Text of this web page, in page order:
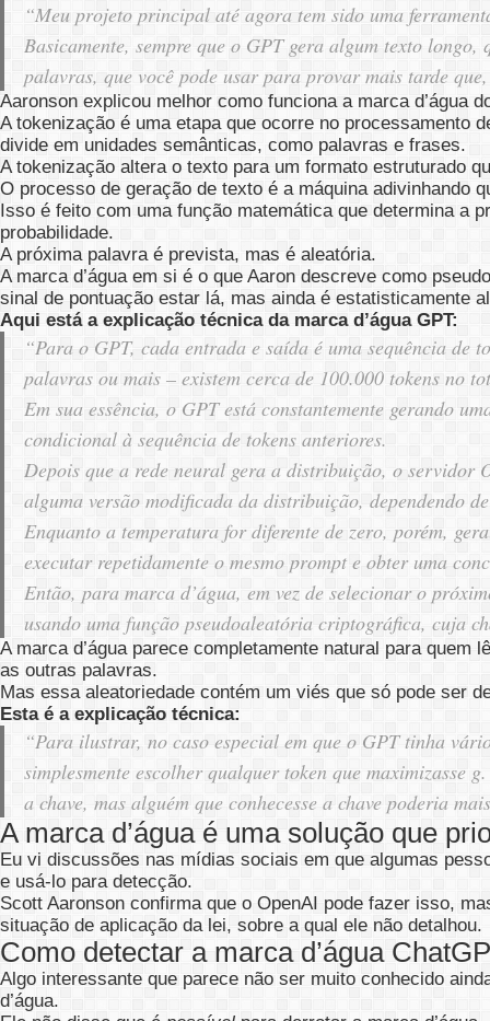
“Meu projeto principal até agora tem sido uma
Basicamente, sempre que o GPT gera algum texto
palavras, que você pode usar para provar mais tarde
Aaronson explicou melhor como funciona a marca d’água
A tokenização é uma etapa que ocorre no processamento
divide em unidades semânticas, como palavras e frases.
A tokenização altera o texto para um formato estruturado
O processo de geração de texto é a máquina adivinhando
Isso é feito com uma função matemática que determina a
probabilidade.
A próxima palavra é prevista, mas é aleatória.
A marca d’água em si é o que Aaron descreve como
sinal de pontuação estar lá, mas ainda é estatisticamente
Aqui está a explicação técnica da marca d’água GPT:
“Para o GPT, cada entrada e saída é uma sequência de
palavras ou mais – existem cerca de 100.000 tokens no
Em sua essência, o GPT está constantemente gerando
condicional à sequência de tokens anteriores.
Depois que a rede neural gera a distribuição, o servidor
alguma versão modificada da distribuição, dependendo
Enquanto a temperatura for diferente de zero, porém,
executar repetidamente o mesmo prompt e obter uma
Então, para marca d’água, em vez de selecionar o
usando uma função pseudoaleatória criptográfica, cuja
A marca d’água parece completamente natural para
as outras palavras.
Mas essa aleatoriedade contém um viés que só pode ser
Esta é a explicação técnica:
“Para ilustrar, no caso especial em que o GPT tinha
simplesmente escolher qualquer token que maximizasse
a chave, mas alguém que conhecesse a chave poderia
A marca d’água é uma solução que
Eu vi discussões nas mídias sociais em que algumas
e usá-lo para detecção.
Scott Aaronson confirma que o OpenAI pode fazer isso,
situação de aplicação da lei, sobre a qual ele não detalhou.
Como detectar a marca d’água
Algo interessante que parece não ser muito conhecido
d’água.